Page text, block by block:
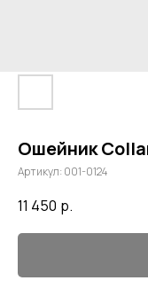
Ошейник
Артикул: 001-0124
11 450 р.